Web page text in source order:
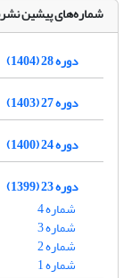
شماره‌های پیشین
دوره 28 (1404)
دوره 27 (1403)
دوره 24 (1400)
دوره 23 (1399)
شماره 4
شماره 3
شماره 2
شماره 1